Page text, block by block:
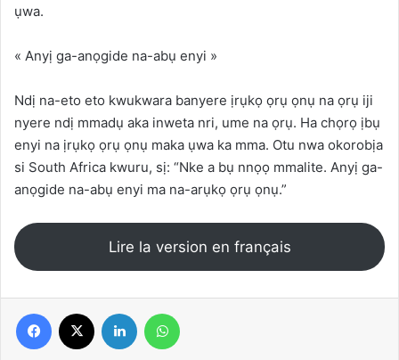
ụwa.
« Anyị ga-anọgide na-abụ enyi »
Ndị na-eto eto kwukwara banyere ịrụkọ ọrụ ọnụ na ọrụ iji
nyere ndị mmadụ aka inweta nri, ume na ọrụ. Ha chọrọ ịbụ
enyi na ịrụkọ ọrụ ọnụ maka ụwa ka mma. Otu nwa okorobịa
si South Africa kwuru, sị: “Nke a bụ nnọọ mmalite. Anyị ga-
anọgide na-abụ enyi ma na-arụkọ ọrụ ọnụ.”
Lire la version en français
Facebook Linkedin